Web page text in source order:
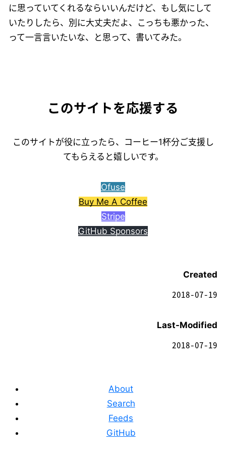
に思っていてくれるならいいんだけど、もし気にして
いたりしたら、別に大丈夫だよ、こっちも悪かった、
って一言言いたいな、と思って、書いてみた。
このサイトを応援する
このサイトが役に立ったら、コーヒー1杯分ご支援し
てもらえると嬉しいです。
Ofuse
Buy Me A Coffee
Stripe
GitHub Sponsors
Created
2018-07-19
Last-Modified
2018-07-19
About
Search
Feeds
GitHub